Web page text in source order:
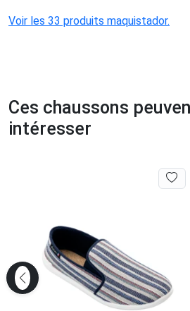
Voir les 33 produits maquistador.
Ces chaussons
intéresser